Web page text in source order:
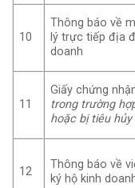
10
Thông báo về
lý trực tiếp địa
doanh
11
Giấy chứng
trong trường
hoặc bị tiêu
12
Thông báo về
ký hộ kinh